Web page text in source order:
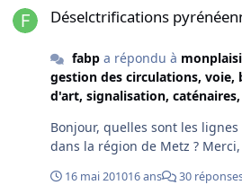
Déselctrifications
fabpa répondu à
gestion des circulations, voie,
d'art, signalisation, caténaires,
Bonjour, quelles sont les
16 mai 201016 ans 30